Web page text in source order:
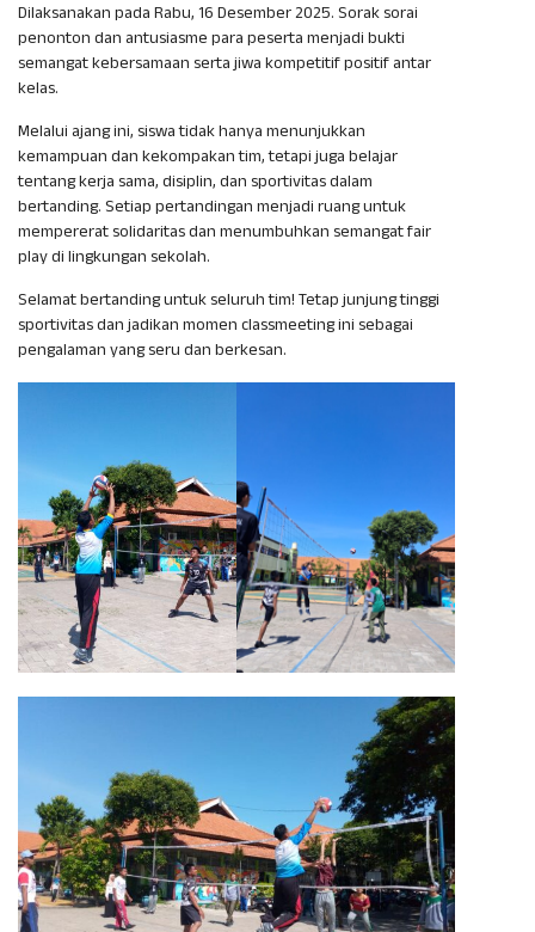
Dilaksanakan pada Rabu, 16 Desember 2025. Sorak sorai
penonton dan antusiasme para peserta menjadi bukti
semangat kebersamaan serta jiwa kompetitif positif antar
kelas.
Melalui ajang ini, siswa tidak hanya menunjukkan
kemampuan dan kekompakan tim, tetapi juga belajar
tentang kerja sama, disiplin, dan sportivitas dalam
bertanding. Setiap pertandingan menjadi ruang untuk
mempererat solidaritas dan menumbuhkan semangat fair
play di lingkungan sekolah.
Selamat bertanding untuk seluruh tim! Tetap junjung tinggi
sportivitas dan jadikan momen classmeeting ini sebagai
pengalaman yang seru dan berkesan.